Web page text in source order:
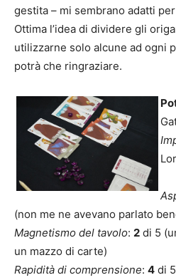
gestita – mi sembrano adatti
Ottima l’idea di dividere gli
utilizzarne solo alcune ad ogni
potrà che ringraziare.
(non me ne avevano parlato
Magnetismo del tavolo: 2 di 5
un mazzo di carte)
Rapidità di comprensione: 4 di